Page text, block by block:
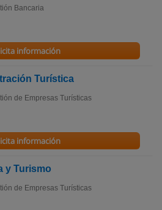
Bancaria
información
Turística
de Empresas Turísticas
información
y Turismo
de Empresas Turísticas